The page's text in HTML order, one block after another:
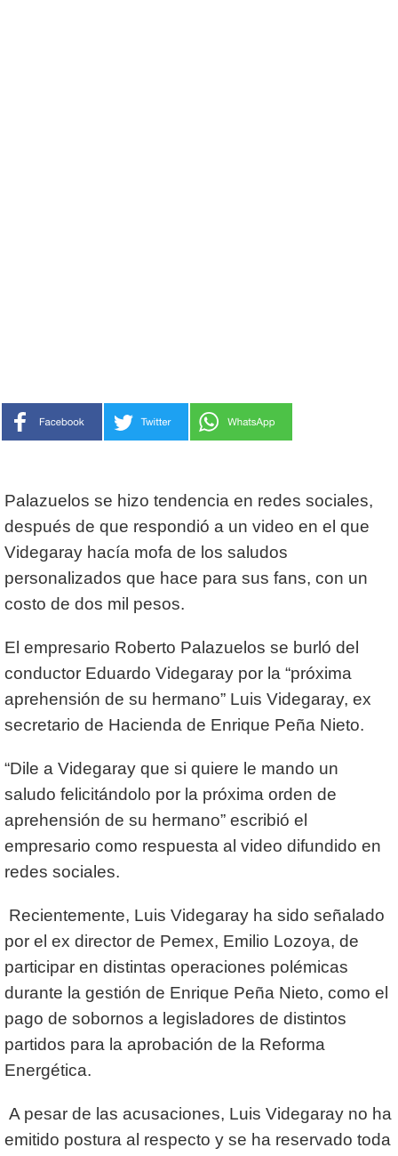
Palazuelos se hizo tendencia en redes sociales,
después de que respondió a un video en el que
Videgaray hacía mofa de los saludos
personalizados que hace para sus fans, con un
costo de dos mil pesos.
El empresario Roberto Palazuelos se burló del
conductor Eduardo Videgaray por la “próxima
aprehensión de su hermano” Luis Videgaray, ex
secretario de Hacienda de Enrique Peña Nieto.
“Dile a Videgaray que si quiere le mando un
saludo felicitándolo por la próxima orden de
aprehensión de su hermano” escribió el
empresario como respuesta al video difundido en
redes sociales.
Recientemente, Luis Videgaray ha sido señalado
por el ex director de Pemex, Emilio Lozoya, de
participar en distintas operaciones polémicas
durante la gestión de Enrique Peña Nieto, como el
pago de sobornos a legisladores de distintos
partidos para la aprobación de la Reforma
Energética.
A pesar de las acusaciones, Luis Videgaray no ha
emitido postura al respecto y se ha reservado toda